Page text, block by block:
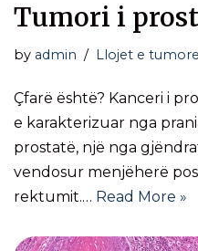
Tumori i
by admin Llojet e
Çfarë është? Kanceri i
e karakterizuar nga
prostatë, një nga
vendosur menjëherë
rektumit.… Read More »